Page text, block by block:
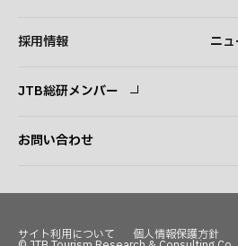
採用情報 ニ
JTB総研メンバー
お問い合わせ
サイト利用について 個人情報保護方針